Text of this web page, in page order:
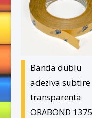
Banda dublu
adeziva subtire
transparenta
ORABOND 1375